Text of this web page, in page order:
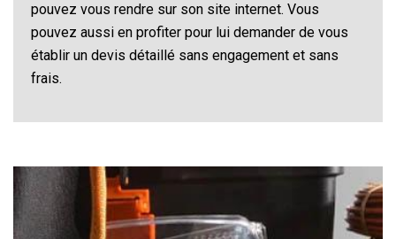
pouvez vous rendre sur son site internet. Vous
pouvez aussi en profiter pour lui demander de vous
établir un devis détaillé sans engagement et sans
frais.